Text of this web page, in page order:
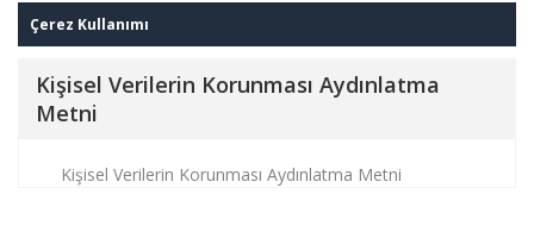
Çerez Kullanımı
Kişisel Verilerin Korunması Aydınlatma
Metni
Kişisel Verilerin Korunması Aydınlatma Metni